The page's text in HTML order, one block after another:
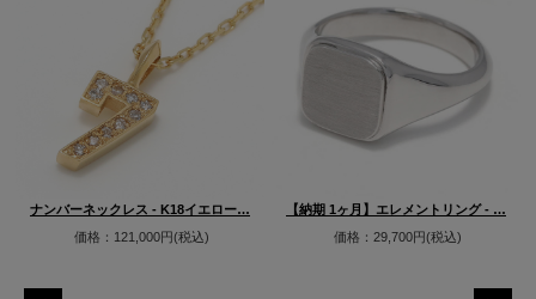
ナンバーネックレス - K18イエロー…
価格：121,000円(税込)
【納期 1ヶ月】エレメントリング - …
価格：29,700円(税込)